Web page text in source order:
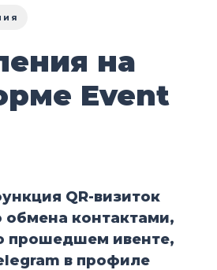
на
Event
QR-визиток
обмена контактами,
прошедшем ивенте,
в профиле